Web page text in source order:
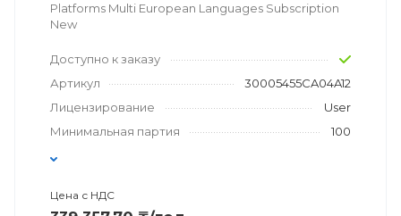
Platforms Multi European Languages Subscription
New
Доступно к заказу
Артикул
30005455CA04A12
Лицензирование
User
Минимальная партия
100
Цена с НДС